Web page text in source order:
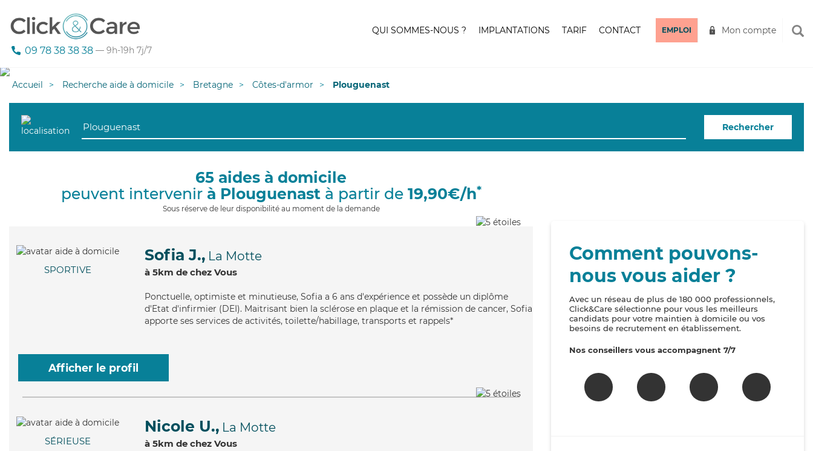
09 78 38 38 38 — 9h-19h 7j/7
QUI SOMMES-NOUS ? IMPLANTATIONS TARIF CONTACT EMPLOI Mon compte
Accueil Recherche aide à domicile Bretagne Côtes-d'armor Plouguenast
Rechercher
65 aides à domicile
peuvent intervenir à Plouguenastà partir de 19,90€/h*
Sous réserve de leur disponibilité au moment de la demande
SPORTIVE
Sofia J., La Motte
à 5km de chez Vous
Ponctuelle, optimiste et minutieuse, Sofia a 6 ans d'expérience et possède un diplôme
d'Etat d'infirmier (DEI). Maitrisant bien la sclérose en plaque et la rémission de cancer, Sofia
apporte ses services de activités, toilette/habillage, transports et rappels*
Afficher le profil
SÉRIEUSE
Nicole U., La Motte
à 5km de chez Vous
Comment pouvons-
nous vous aider ?
Avec un réseau de plus de 180 000 professionnels,
Click&Care sélectionne pour vous les meilleurs
candidats pour votre maintien à domicile ou vos
besoins de recrutement en établissement.
Nos conseillers vous accompagnent 7/7